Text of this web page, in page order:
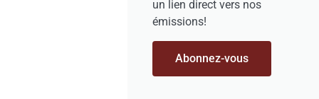
un lien direct vers nos
émissions!
Abonnez-vous